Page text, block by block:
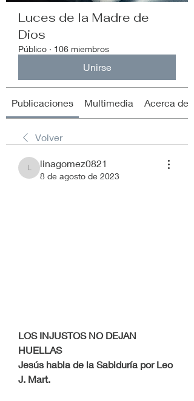
Luces de la Madre de
Dios
Público · 106 miembros
Unirse
Publicaciones Multimedia Acerca de
Volver
linagomez0821
linagomez0821
8 de agosto de 2023
LOS INJUSTOS NO DEJAN
HUELLAS
Jesús habla de la Sabiduría por Leo
J. Mart.